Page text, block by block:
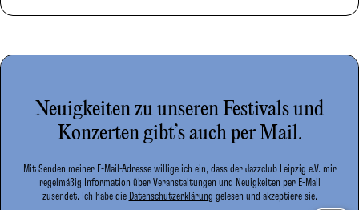
Neuigkeiten zu unseren Festivals und
Konzerten gibt’s auch per Mail.
Mit Senden meiner E-Mail-Adresse willige ich ein, dass der Jazzclub Leipzig e.V. mir
regelmäßig Information über Veranstaltungen und Neuigkeiten per E-Mail
zusendet. Ich habe die Datenschutzerklärung gelesen und akzeptiere sie.